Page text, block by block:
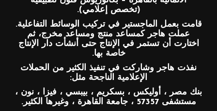
(تخصص إعلامي).
قامت بعمل الماجستير في تركيب الوسائط التفاعلية.
عملت هاجر كمساعد منتج ومساعد مخرج، ثم
اختارت أن تستمر في الإنتاج حتى أنشأت دار الإنتاج
خاصة بها.
نفذت هاجر وشاركت في تنفيذ الكثير من الحملات
الإعلامية الناجحة مثل:
بنك مصر ، أوليكس ، بسكريم ، بيبسي ، فيزا ، نون ،
مستشفى 57357 ، جامعة القاهرة ، وغيرها الكثير.